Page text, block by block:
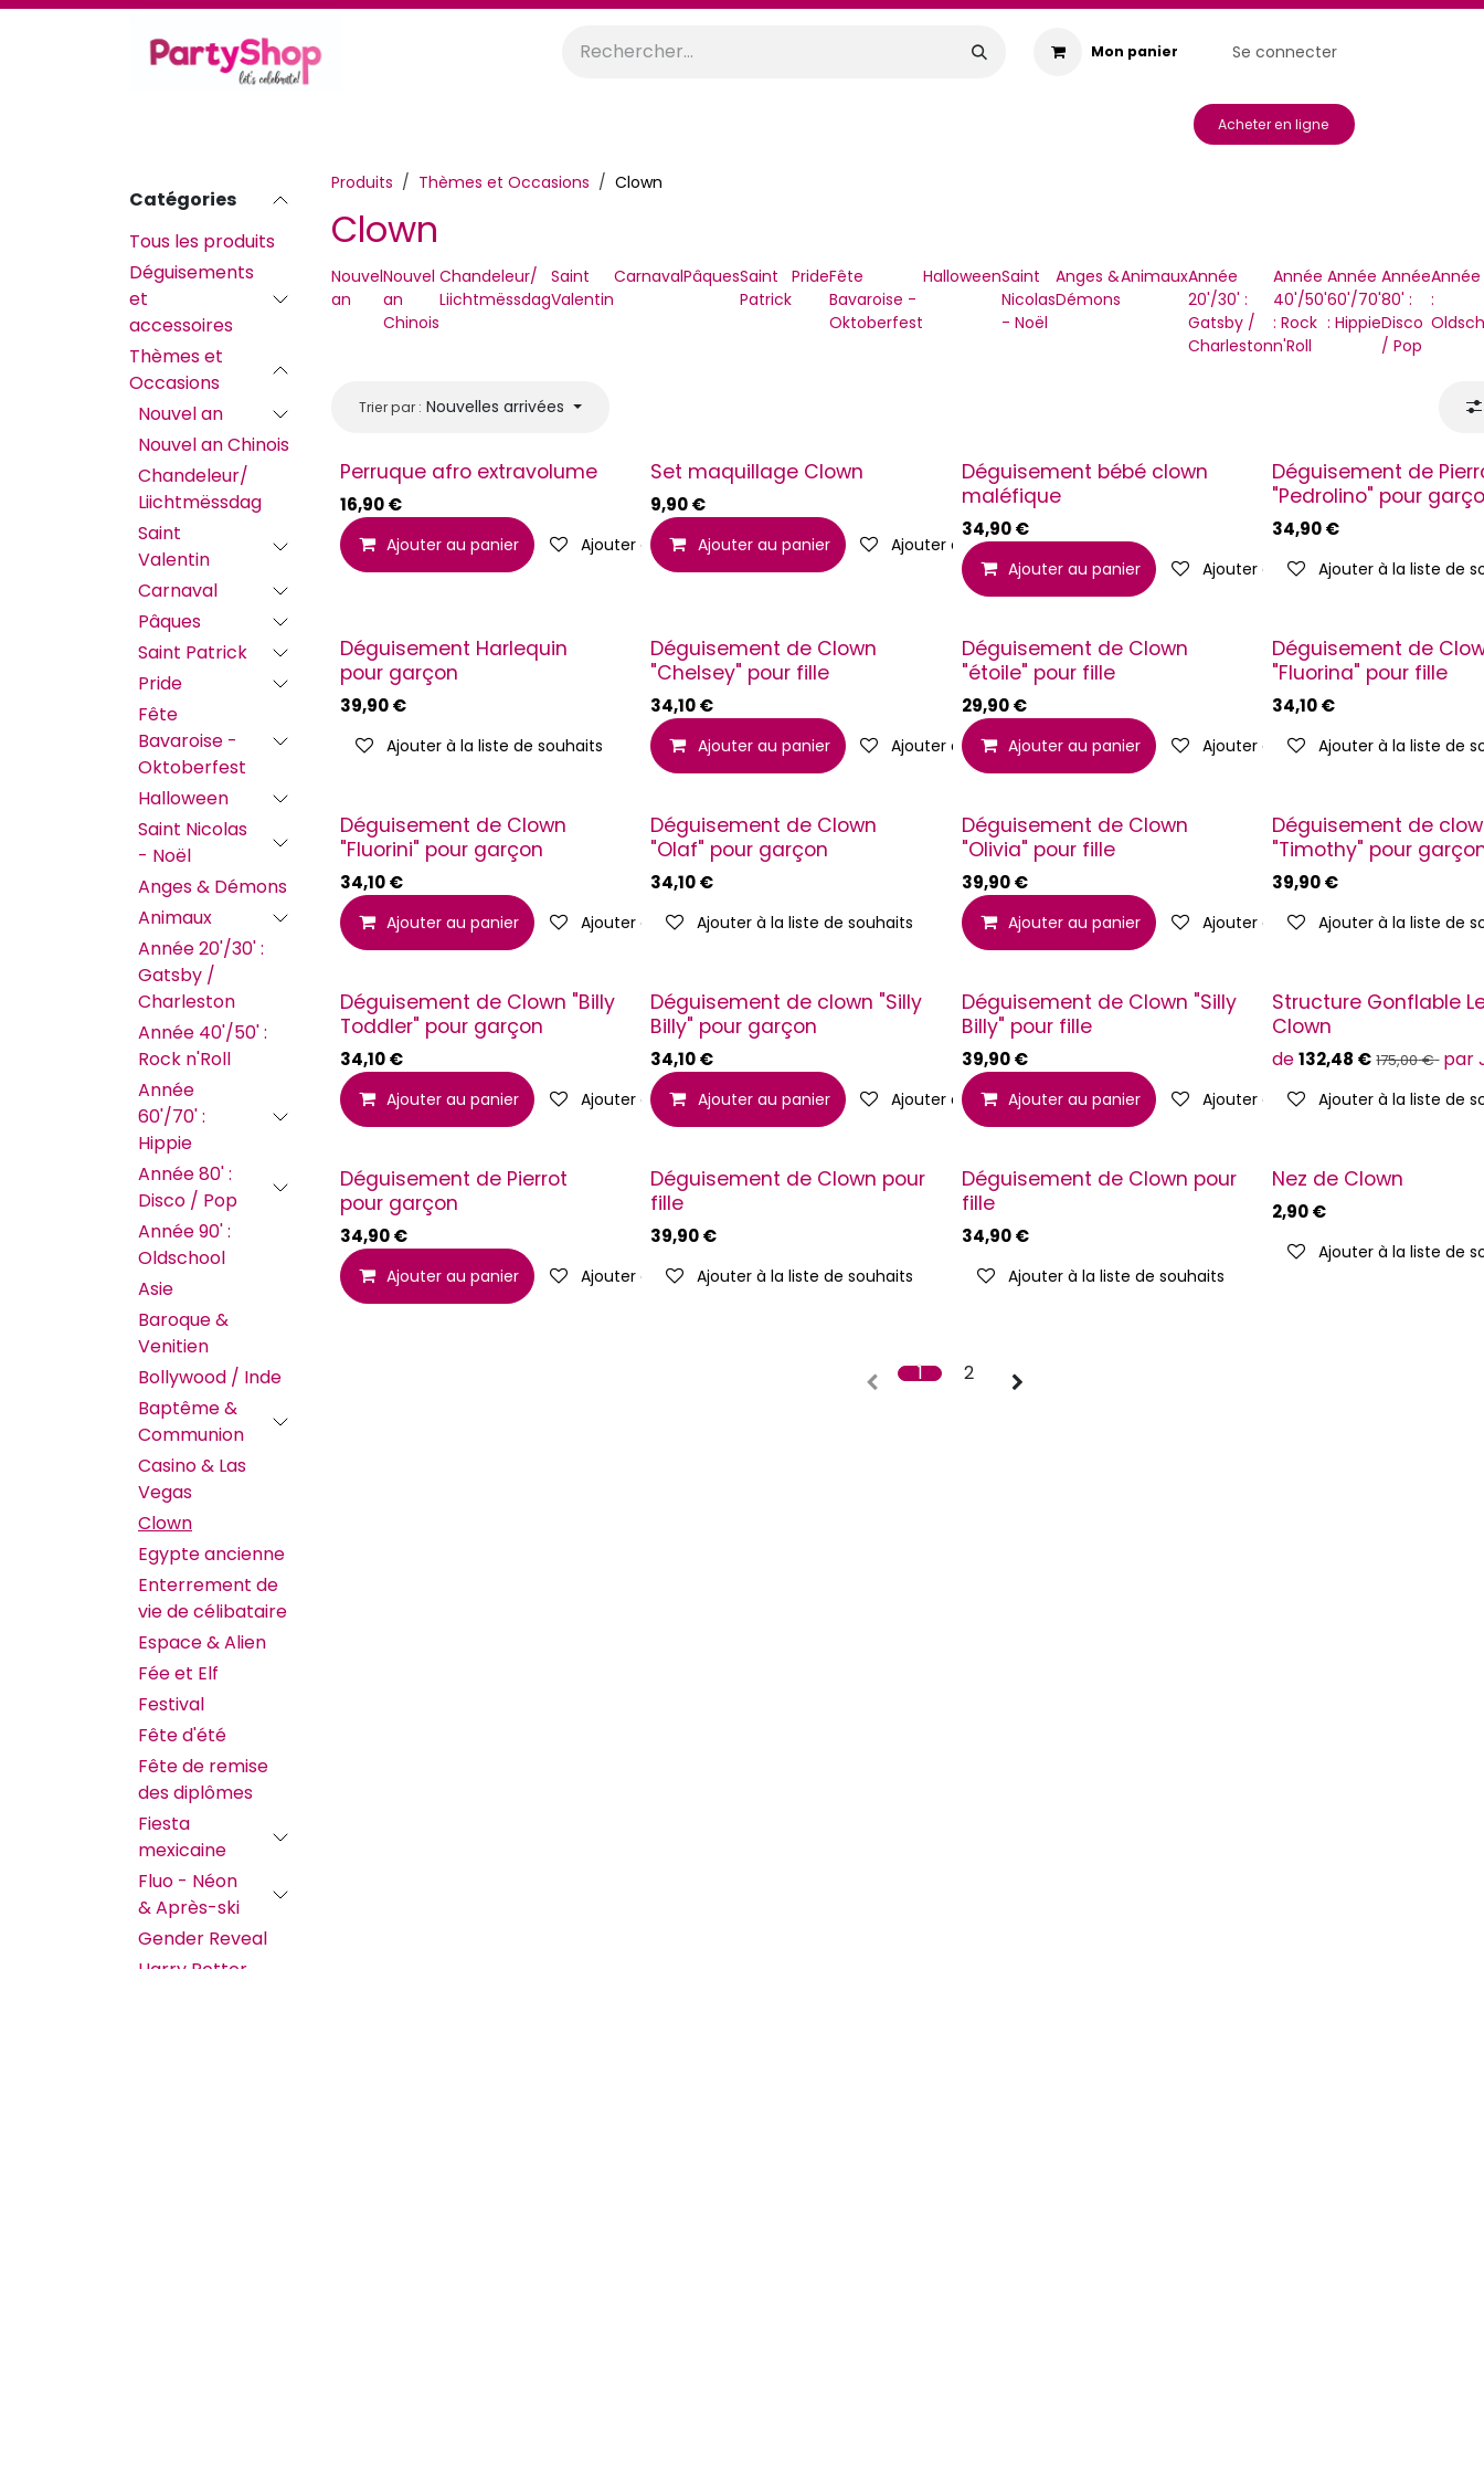
Se rendre au contenu
Mon panier Se connecter
Acheter en ligne
Catégories
Tous les produits
Déguisements
et
accessoires
Thèmes et
Occasions
Nouvel an
Nouvel an Chinois
Chandeleur/
Liichtmëssdag
Saint
Valentin
Carnaval
Pâques
Saint Patrick
Pride
Fête
Bavaroise -
Oktoberfest
Halloween
Saint Nicolas
- Noël
Anges & Démons
Animaux
Année 20'/30' :
Gatsby /
Charleston
Année 40'/50' :
Rock n'Roll
Année
60'/70' :
Hippie
Année 80' :
Disco / Pop
Année 90' :
Oldschool
Asie
Baroque &
Venitien
Bollywood / Inde
Baptême &
Communion
Casino & Las
Vegas
Clown
Egypte ancienne
Enterrement de
vie de célibataire
Espace & Alien
Fée et Elf
Festival
Fête d'été
Fête de remise
des diplômes
Fiesta
mexicaine
Fluo - Néon
& Après-ski
Gender Reveal
Harry Potter
Produits Thèmes et Occasions Clown
Clown
Nouvel
an
Nouvel
an
Chinois
Chandeleur/
Liichtmëssdag
Saint
Valentin
CarnavalPâquesSaint
Patrick
PrideFête
Bavaroise -
Oktoberfest
HalloweenSaint
Nicolas
- Noël
Anges &
Démons
AnimauxAnnée
20'/30' :
Gatsby /
Charleston
Année
40'/50'
: Rock
n'Roll
Année
60'/70'
: Hippie
Année
80' :
Disco
/ Pop
:
Trier par : Nouvelles arrivées
Perruque afro extravolume
16,90€
Ajouter au panier Ajouter à la liste de souhaits
Set maquillage Clown
9,90€
Ajouter au panier Ajouter à la liste de souhaits
Déguisement bébé clown
maléfique
34,90€
Ajouter au panier Ajouter à la liste de souhaits
Déguisement de
"Pedrolino" pour
34,90€
Ajouter à la liste de
Déguisement Harlequin
pour garçon
39,90€
Ajouter à la liste de souhaits
Déguisement de Clown
"Chelsey" pour fille
34,10€
Ajouter au panier Ajouter à la liste de souhaits
Déguisement de Clown
"étoile" pour fille
29,90€
Ajouter au panier Ajouter à la liste de souhaits
Déguisement de
"Fluorina" pour fille
34,10€
Ajouter à la liste de
Déguisement de Clown
"Fluorini" pour garçon
34,10€
Ajouter au panier Ajouter à la liste de souhaits
Déguisement de Clown
"Olaf" pour garçon
34,10€
Ajouter à la liste de souhaits
Déguisement de Clown
"Olivia" pour fille
39,90€
Ajouter au panier Ajouter à la liste de souhaits
Déguisement de
"Timothy" pour
39,90€
Ajouter à la liste de
Déguisement de Clown "Billy
Toddler" pour garçon
34,10€
Ajouter au panier Ajouter à la liste de souhaits
Déguisement de clown "Silly
Billy" pour garçon
34,10€
Ajouter au panier Ajouter à la liste de souhaits
Déguisement de Clown "Silly
Billy" pour fille
39,90€
Ajouter au panier Ajouter à la liste de souhaits
Structure Gonflable
Clown
de 132,48 € 175,00€ par
Ajouter à la liste de
Déguisement de Pierrot
pour garçon
34,90€
Ajouter au panier Ajouter à la liste de souhaits
Déguisement de Clown pour
fille
39,90€
Ajouter à la liste de souhaits
Déguisement de Clown pour
fille
34,90€
Ajouter à la liste de souhaits
Nez de Clown
2,90€
Ajouter à la liste de
1 2